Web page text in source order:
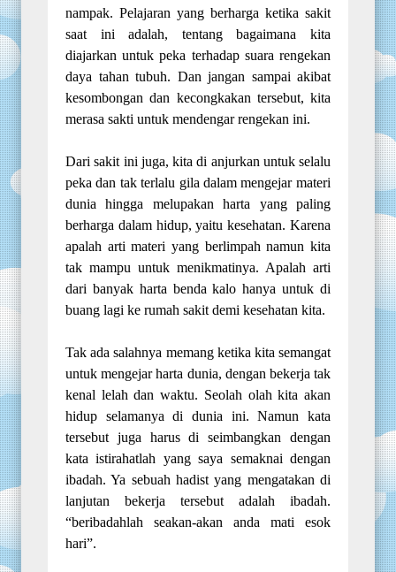
nampak. Pelajaran yang berharga ketika sakit
saat ini adalah, tentang bagaimana kita
diajarkanuntuk peka terhadap suara rengekan
daya tahan tubuh. Dan jangan sampai akibat
kesombongan dan kecongkakan tersebut, kita
merasa sakti untuk mendengar rengekan ini.
Dari sakit ini juga, kita di anjurkan untukselalu
peka dan tak terlalu gila dalam mengejar materi
dunia hingga melupakan harta yang paling
berharga dalam hidup, yaitu kesehatan. Karena
apalah arti materi yang berlimpah namun kita
tak mampu untuk menikmatinya. Apalah arti
dari banyak harta benda kalo hanya untuk di
buang lagi ke rumah sakit demi kesehatan kita.
Tak ada salahnya memang ketika kita semangat
untuk mengejar harta dunia, dengan bekerja tak
kenal lelah dan waktu. Seolah olah kita akan
hidup selamanya di dunia ini. Namun kata
tersebut juga harus di seimbangkan dengan
kata istirahatlah yang saya semaknai dengan
ibadah. Ya sebuah hadist yang mengatakan di
lanjutan bekerja tersebut adalah ibadah.
“beribadahlah seakan-akan anda mati esok
hari”.